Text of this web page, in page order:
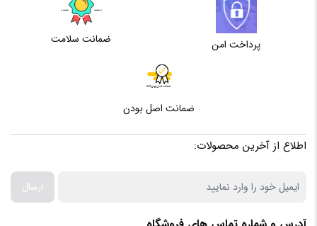
پشتیبانی از
S.M.A.R.T
پرداخت امن ضمانت سلامت
ضمانت اصل بودن
اطلاع از آخرین محصولات:
ارسال